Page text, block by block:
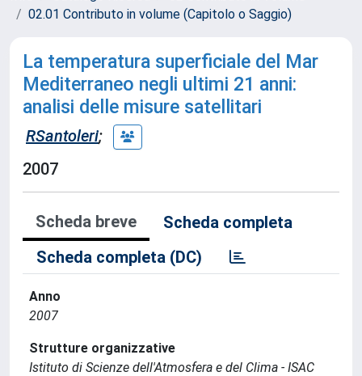
02.01 Contributo in volume (Capitolo o Saggio)
La temperatura superficiale del Mar
Mediterraneo negli ultimi 21 anni:
analisi delle misure satellitari
RSantoleri;
2007
Scheda breve
Scheda completa
Scheda completa (DC)
Anno
2007
Strutture organizzative
Istituto di Scienze dell'Atmosfera e del Clima - ISAC